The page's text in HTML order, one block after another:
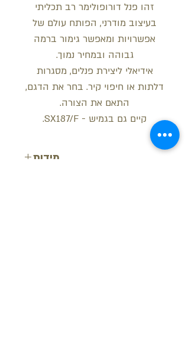
זהו פנל דורופולימר רב תכליתי
בעיצוב מודרני, הפותח עולם של
אפשרויות ומאפשר גימור ברמה
גבוהה ובמחיר נמוך.
אידיאלי ליצירת פנלים, מסגרות
דלתות או חיפוי קיר. בחר את הדגם,
התאם את הצורה.
קיים גם בגמיש - SX187/F.
מידות